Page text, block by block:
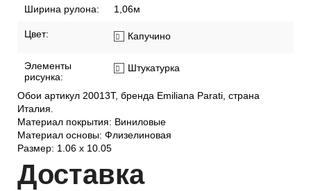
Ширина рулона: 1,06м
Цвет: Капучино
Элементы
рисунка:
Штукатурка
Обои артикул 20013T, бренда Emiliana Parati, страна
Италия.
Материал покрытия: Виниловые
Материал основы: Флизелиновая
Размер: 1.06 x 10.05
Доставка